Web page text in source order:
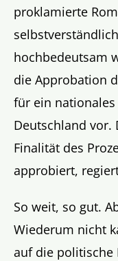
proklamierte
hochbedeutsam
die Approbation
für ein
Deutschland vor.
Finalität des
approbiert,
So weit, so gut.
Wiederum nicht
auf die politische